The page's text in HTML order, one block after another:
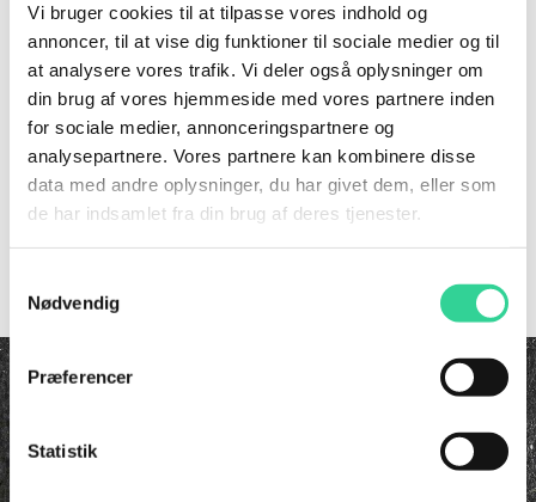
Vi bruger cookies til at tilpasse vores indhold og
annoncer, til at vise dig funktioner til sociale medier og til
at analysere vores trafik. Vi deler også oplysninger om
din brug af vores hjemmeside med vores partnere inden
for sociale medier, annonceringspartnere og
analysepartnere. Vores partnere kan kombinere disse
data med andre oplysninger, du har givet dem, eller som
de har indsamlet fra din brug af deres tjenester.
Nødvendig
Præferencer
Statistik
Forstør
For at se vores priser kræver det et login. Hvis du arbejder
InvaTrade ApS
+45 63 16 63 00